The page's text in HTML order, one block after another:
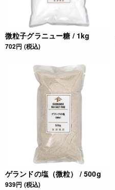
微粒子グラニュー糖 / 1kg
702円 (税込)
ゲランドの塩（微粒） / 500g
939円 (税込)